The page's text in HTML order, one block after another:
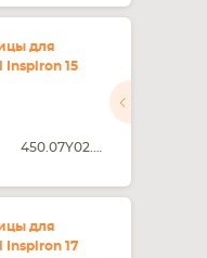
для
Inspiron 15
для
Inspiron 17